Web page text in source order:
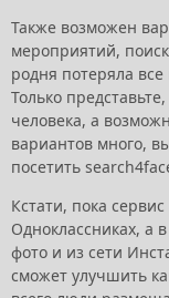
Также возможен
мероприятий,
родня потеряла все
Только
человека, а
вариантов много,
посетить
Кстати, пока
Одноклассниках, а
фото и из сети
сможет улучшить